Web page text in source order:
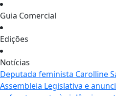
Guia Comercial
Edições
Notícias
Deputada feminista Carolline
Assembleia Legislativa e